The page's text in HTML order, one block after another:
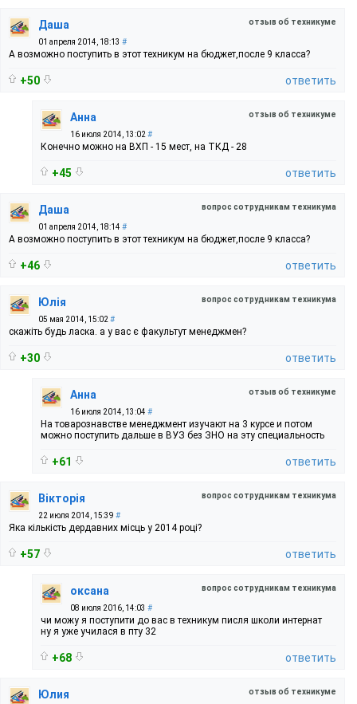
отзыв об техникуме
Даша
01 апреля 2014, 18:13 #
А возможно поступить в этот техникум на бюджет,после 9 класса?
+50 ответить
отзыв об техникуме
Анна
16 июля 2014, 13:02 #
Конечно можно на ВХП - 15 мест, на ТКД - 28
+45 ответить
вопрос сотрудникам техникума
Даша
01 апреля 2014, 18:14 #
А возможно поступить в этот техникум на бюджет,после 9 класса?
+46 ответить
вопрос сотрудникам техникума
Юлія
05 мая 2014, 15:02 #
скажіть будь ласка. а у вас є факультут менеджмен?
+30 ответить
отзыв об техникуме
Анна
16 июля 2014, 13:04 #
На товарознавстве менеджмент изучают на 3 курсе и потом
можно поступить дальше в ВУЗ без ЗНО на эту специальность
+61 ответить
вопрос сотрудникам техникума
Вікторія
22 июля 2014, 15:39 #
Яка кількість дердавних місць у 2014 році?
+57 ответить
вопрос сотрудникам техникума
оксана
08 июля 2016, 14:03 #
чи можу я поступити до вас в теxникум писля школи интернат
ну я уже училася в пту 32
+68 ответить
отзыв об техникуме
Юлия